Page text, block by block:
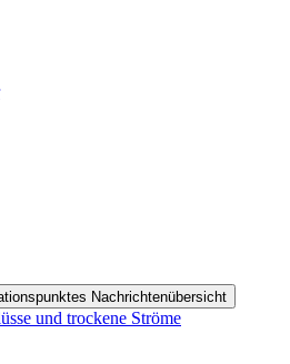
Nachrichtenübersicht
und trockene Ströme